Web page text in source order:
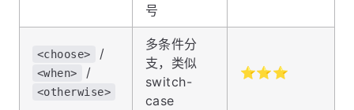
号
<choose> /
<when> /
<otherwise>
多条件分
支，类似
switch-
case
⭐⭐⭐